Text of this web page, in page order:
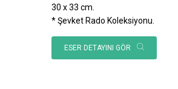
30 x 33 cm.
* Şevket Rado Koleksiyonu.
ESER DETAYINI GÖR